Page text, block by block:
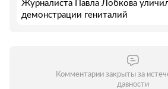
Журналиста Павла Лобкова
демонстрации гениталий
Комментарии закрыты за
давности